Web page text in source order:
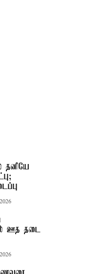
தனியே
ஊத தடை